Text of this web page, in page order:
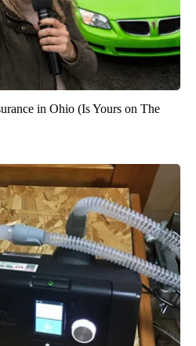
in Ohio (Is Yours on The